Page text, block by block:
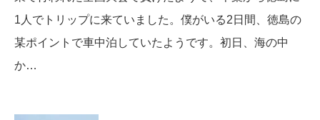
1人でトリップに来ていました。僕がいる2日間、徳島の
某ポイントで車中泊していたようです。初日、海の中
か…